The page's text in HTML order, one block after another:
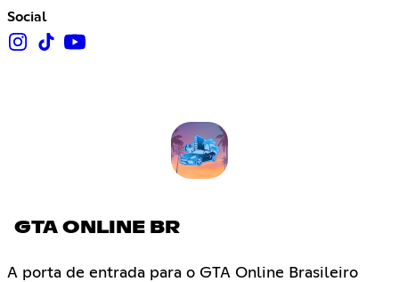
Social
GTA ONLINE BR
A porta de entrada para o GTA Online Brasileiro